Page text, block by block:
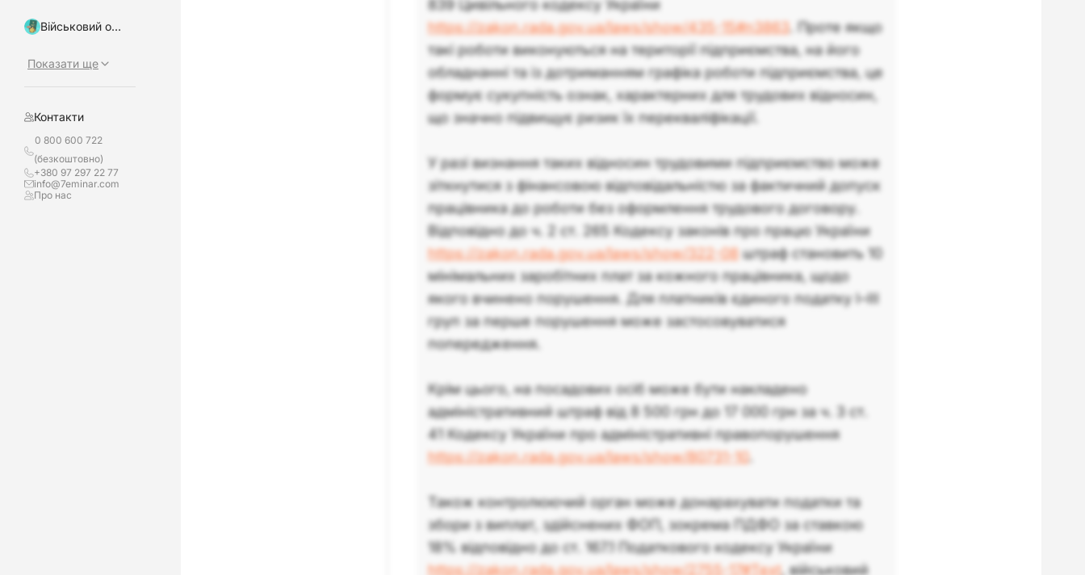
Військовий облік, бронювання
Показати ще
Контакти
0 800 600 722
(безкоштовно)
+380 97 297 22 77
info@7eminar.com
Про нас
839 Цивільного кодексу України
https://zakon.rada.gov.ua/laws/show/435-15#n3863. Проте якщо
такі роботи виконуються на території підприємства, на його
обладнанні та із дотриманням графіка роботи підприємства, це
формує сукупність ознак, характерних для трудових відносин,
що значно підвищує ризик їх перекваліфікації.
У разі визнання таких відносин трудовими підприємство може
зіткнутися з фінансовою відповідальністю за фактичний допуск
працівника до роботи без оформлення трудового договору.
Відповідно до ч. 2 ст. 265 Кодексу законів про працю України
https://zakon.rada.gov.ua/laws/show/322-08штраф становить 10
мінімальних заробітних плат за кожного працівника, щодо
якого вчинено порушення. Для платників єдиного податку І–ІІІ
груп за перше порушення може застосовуватися
попередження.
Крім цього, на посадових осіб може бути накладено
адміністративний штраф від 8 500 грн до 17 000 грн за ч. 3 ст.
41 Кодексу України про адміністративні правопорушення
https://zakon.rada.gov.ua/laws/show/80731-10.
Також контролюючий орган може донарахувати податки та
збори з виплат, здійснених ФОП, зокрема ПДФО за ставкою
18% відповідно до ст. 167.1 Податкового кодексу України
https://zakon.rada.gov.ua/laws/show/2755-17#Text, військовий